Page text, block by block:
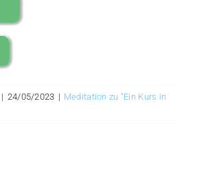
| 24/05/2023 | Meditation zu "Ein Kurs in